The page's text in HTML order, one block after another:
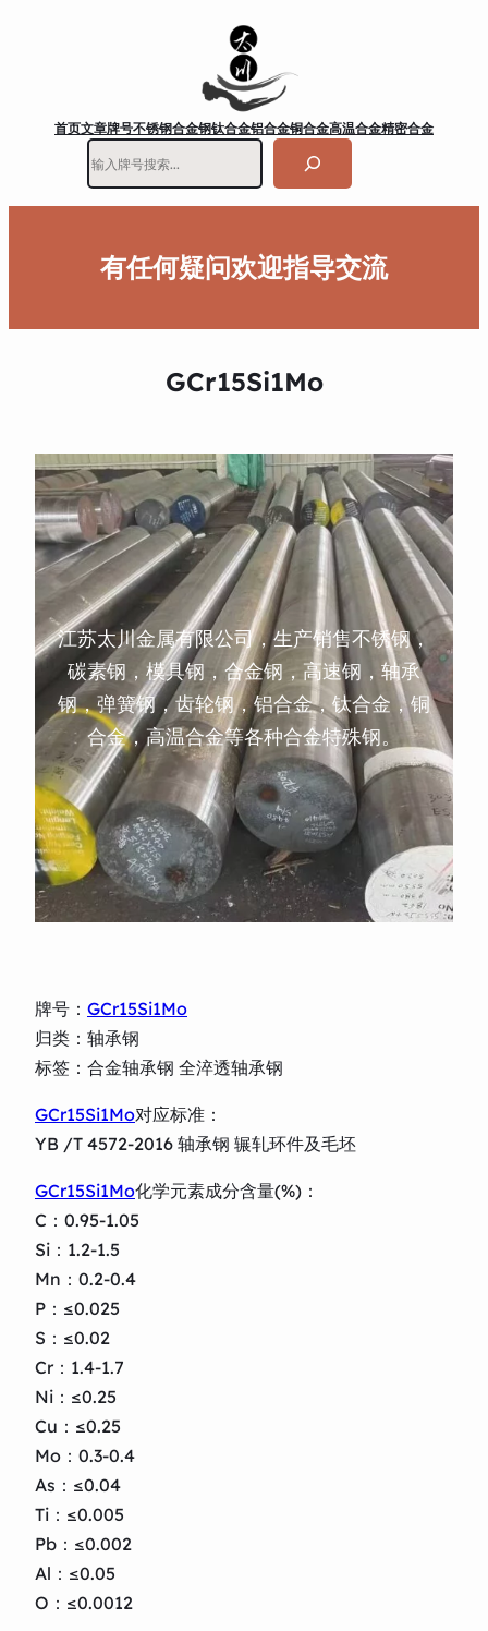
首页文章牌号不锈钢合金钢钛合金铝合金铜合金高温合金精密合金
有任何疑问欢迎指导交流
GCr15Si1Mo
江苏太川金属有限公司，生产销售不锈钢，
碳素钢，模具钢，合金钢，高速钢，轴承
钢，弹簧钢，齿轮钢，铝合金，钛合金，铜
合金，高温合金等各种合金特殊钢。
牌号： GCr15Si1Mo
归类：轴承钢
标签：合金轴承钢 全淬透轴承钢
GCr15Si1Mo对应标准：
YB /T 4572-2016 轴承钢 辗轧环件及毛坯
GCr15Si1Mo化学元素成分含量(%)：
C：0.95-1.05
Si：1.2-1.5
Mn：0.2-0.4
P：≤0.025
S：≤0.02
Cr：1.4-1.7
Ni：≤0.25
Cu：≤0.25
Mo：0.3-0.4
As：≤0.04
Ti：≤0.005
Pb：≤0.002
Al：≤0.05
O：≤0.0012